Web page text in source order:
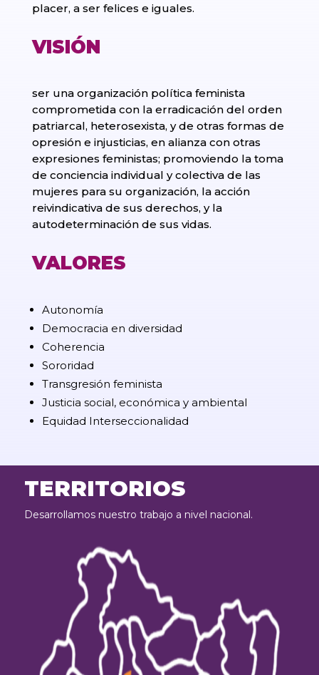
placer, a ser felices e iguales.
VISIÓN
ser una organización política feminista
comprometida con la erradicación del orden
patriarcal, heterosexista, y de otras formas de
opresión e injusticias, en alianza con otras
expresiones feministas; promoviendo la toma
de conciencia individual y colectiva de las
mujeres para su organización, la acción
reivindicativa de sus derechos, y la
autodeterminación de sus vidas.
VALORES
Autonomía
Democracia en diversidad
Coherencia
Sororidad
Transgresión feminista
Justicia social, económica y ambiental
Equidad Interseccionalidad
TERRITORIOS
Desarrollamos nuestro trabajo a nivel nacional.